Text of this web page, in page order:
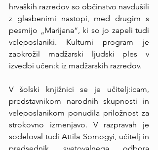
hrvaških razredov so občinstvo navdušili
z glasbenimi nastopi, med drugim s
pesmijo „Marijana“, ki so jo zapeli tudi
veleposlaniki. Kulturni program je
zaokrožil madžarski ljudski ples v
izvedbi učen:k iz madžarskih razredov.
V šolski knjižnici se je učitelj:icam,
predstavnikom narodnih skupnosti in
veleposlanikom ponudila priložnost za
strokovno izmenjavo. V razpravah je
sodeloval tudi Attila Somogyi, učitelj in